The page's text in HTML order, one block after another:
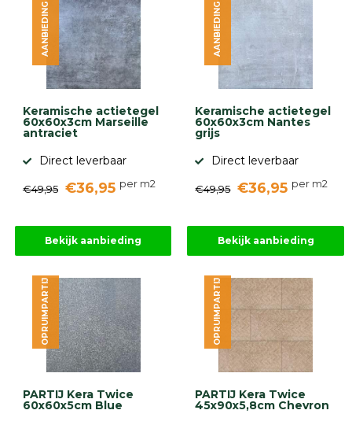
Keramische actietegel
60x60x3cm Marseille
antraciet
Direct leverbaar
€49,95 €36,95 per m2
AANBIEDING
Bekijk aanbieding
Keramische actietegel
60x60x3cm Nantes
grijs
Direct leverbaar
€49,95 €36,95 per m2
AANBIEDING
Bekijk aanbieding
PARTIJ Kera Twice
60x60x5cm Blue
OPRUIMPARTIJ
PARTIJ Kera Twice
45x90x5,8cm Chevron
OPRUIMPARTIJ